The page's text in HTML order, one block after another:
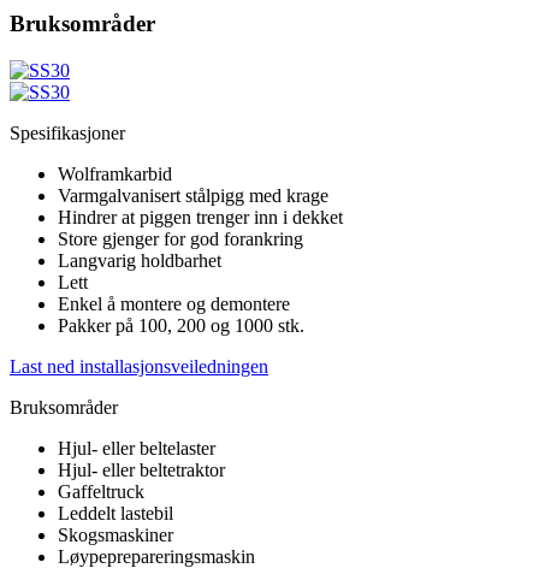
Bruksområder
Spesifikasjoner
Wolframkarbid
Varmgalvanisert stålpigg med krage
Hindrer at piggen trenger inn i dekket
Store gjenger for god forankring
Langvarig holdbarhet
Lett
Enkel å montere og demontere
Pakker på 100, 200 og 1000 stk.
Last ned installasjonsveiledningen
Bruksområder
Hjul- eller beltelaster
Hjul- eller beltetraktor
Gaffeltruck
Leddelt lastebil
Skogsmaskiner
Løypeprepareringsmaskin